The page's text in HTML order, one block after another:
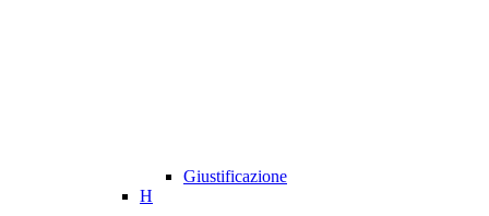
Giustificazione
H